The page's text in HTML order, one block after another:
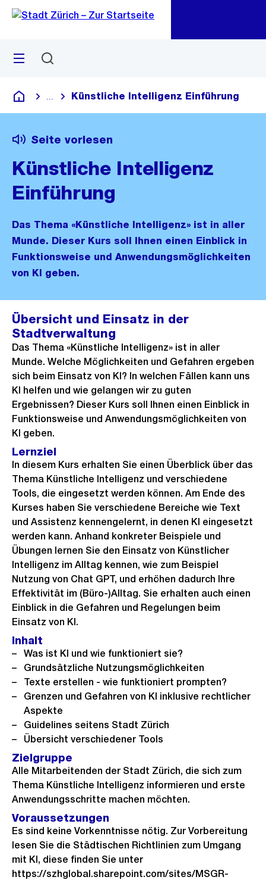
Navigation
Sprunglink
Menü
Deutsch
Blende alle Breadcrumbs ein
Künstliche Intelligenz Einführung
Seite vorlesen
Künstliche Intelligenz
Einführung
Das Thema «Künstliche Intelligenz» ist in aller
Munde. Dieser Kurs soll Ihnen einen Einblick in
Funktionsweise und Anwendungsmöglichkeiten
von KI geben.
Übersicht und Einsatz in der
Stadtverwaltung
Das Thema «Künstliche Intelligenz» ist in aller
Munde. Welche Möglichkeiten und Gefahren ergeben
sich beim Einsatz von KI? In welchen Fällen kann uns
KI helfen und wie gelangen wir zu guten
Ergebnissen? Dieser Kurs soll Ihnen einen Einblick in
Funktionsweise und Anwendungsmöglichkeiten von
KI geben.
Lernziel
In diesem Kurs erhalten Sie einen Überblick über das
Thema Künstliche Intelligenz und verschiedene
Tools, die eingesetzt werden können. Am Ende des
Kurses haben Sie verschiedene Bereiche wie Text
und Assistenz kennengelernt, in denen KI eingesetzt
werden kann. Anhand konkreter Beispiele und
Übungen lernen Sie den Einsatz von Künstlicher
Intelligenz im Alltag kennen, wie zum Beispiel
Nutzung von Chat GPT, und erhöhen dadurch Ihre
Effektivität im (Büro-)Alltag. Sie erhalten auch einen
Einblick in die Gefahren und Regelungen beim
Einsatz von KI.
Inhalt
Was ist KI und wie funktioniert sie?
Grundsätzliche Nutzungsmöglichkeiten
Texte erstellen - wie funktioniert prompten?
Grenzen und Gefahren von KI inklusive rechtlicher
Aspekte
Guidelines seitens Stadt Zürich
Übersicht verschiedener Tools
Zielgruppe
Alle Mitarbeitenden der Stadt Zürich, die sich zum
Thema Künstliche Intelligenz informieren und erste
Anwendungsschritte machen möchten.
Voraussetzungen
Es sind keine Vorkenntnisse nötig. Zur Vorbereitung
lesen Sie die Städtischen Richtlinien zum Umgang
mit KI, diese finden Sie unter
https://szhglobal.sharepoint.com/sites/MSGR-